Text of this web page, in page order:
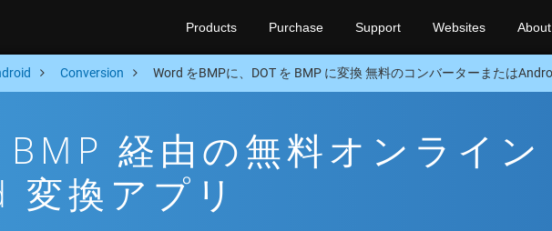
Products Purchase Support Websites About
Conversion Word をBMPに、DOT を BMP に変換 無料のコンバーターまたは
経由の無料オンライン
換アプリ